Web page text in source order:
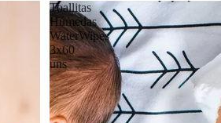
Toallitas
Húmedas
WaterWipes
3x60
uns